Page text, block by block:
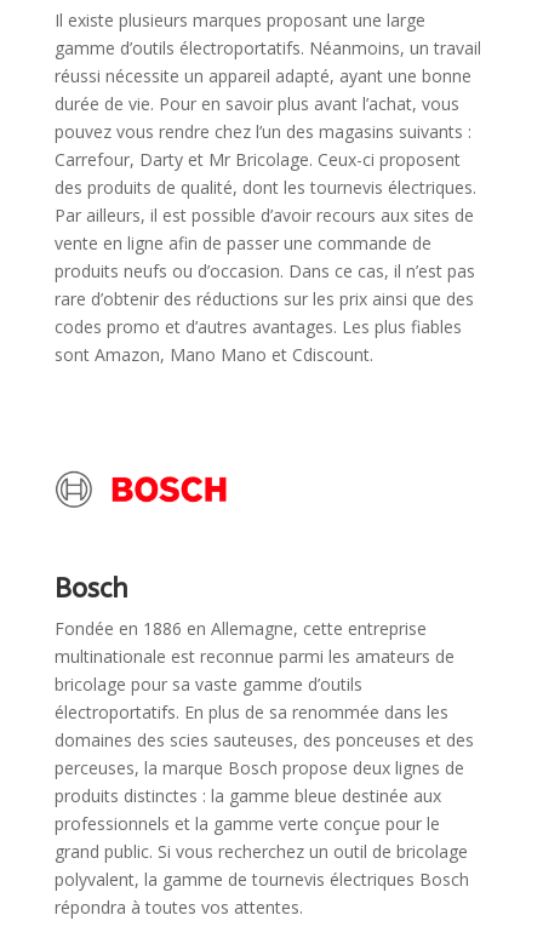
Il existe plusieurs marques proposant une large
gamme d’outils électroportatifs. Néanmoins, un travail
réussi nécessite un appareil adapté, ayant une bonne
durée de vie. Pour en savoir plus avant l’achat, vous
pouvez vous rendre chez l’un des magasins suivants :
Carrefour, Darty et Mr Bricolage. Ceux-ci proposent
des produits de qualité, dont les tournevis électriques.
Par ailleurs, il est possible d’avoir recours aux sites de
vente en ligne afin de passer une commande de
produits neufs ou d’occasion. Dans ce cas, il n’est pas
rare d’obtenir des réductions sur les prix ainsi que des
codes promo et d’autres avantages. Les plus fiables
sont Amazon, Mano Mano et Cdiscount.
Bosch
Fondée en 1886 en Allemagne, cette entreprise
multinationale est reconnue parmi les amateurs de
bricolage pour sa vaste gamme d’outils
électroportatifs. En plus de sa renommée dans les
domaines des scies sauteuses, des ponceuses et des
perceuses, la marque Bosch propose deux lignes de
produits distinctes : la gamme bleue destinée aux
professionnels et la gamme verte conçue pour le
grand public. Si vous recherchez un outil de bricolage
polyvalent, la gamme de tournevis électriques Bosch
répondra à toutes vos attentes.